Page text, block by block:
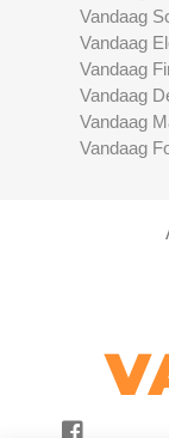
Vandaag
Vandaag
Vandaag
Vandaag
Vandaag
Vandaag